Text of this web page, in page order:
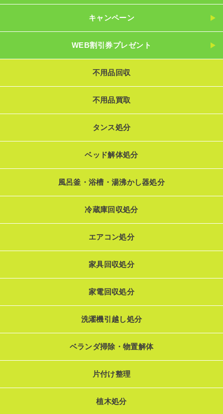
キャンペーン
WEB割引券プレゼント
不用品回収
不用品買取
タンス処分
ベッド解体処分
風呂釜・浴槽・湯沸かし器処分
冷蔵庫回収処分
エアコン処分
家具回収処分
家電回収処分
洗濯機引越し処分
ベランダ掃除・物置解体
片付け整理
植木処分